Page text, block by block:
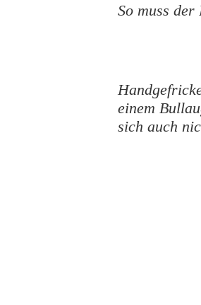
So muss
einem
sich auch